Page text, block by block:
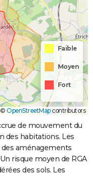
Faible
Moyen
Fort
© OpenStreetMapcontributors
de mouvement du
des habitations. Les
aménagements
risque moyen de RGA
des sols. Les